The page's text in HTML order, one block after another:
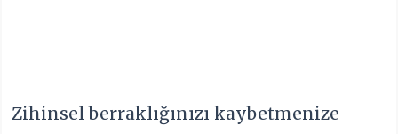
Zihinsel berraklığınızı kaybetmenize